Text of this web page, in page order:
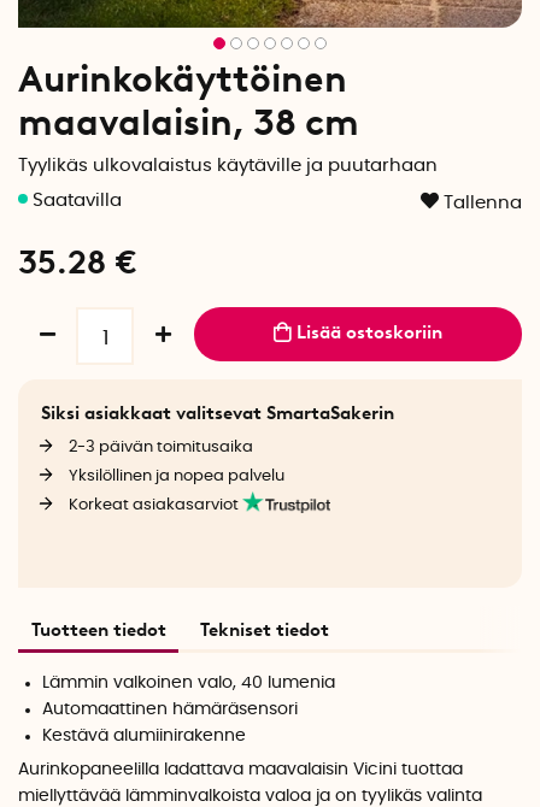
Aurinkokäyttöinen
maavalaisin, 38 cm
Tyylikäs ulkovalaistus käytäville ja puutarhaan
Tallenna
35.28 €
Lisää ostoskoriin
Siksi asiakkaat valitsevat SmartaSakerin
2-3 päivän toimitusaika
Yksilöllinen ja nopea palvelu
Korkeat asiakasarviot
Tuotteen tiedot Tekniset tiedot
Lämmin valkoinen valo, 40 lumenia
Automaattinen hämäräsensori
Kestävä alumiinirakenne
Aurinkopaneelilla ladattava maavalaisin Vicini tuottaa
miellyttävää lämminvalkoista valoa ja on tyylikäs valinta